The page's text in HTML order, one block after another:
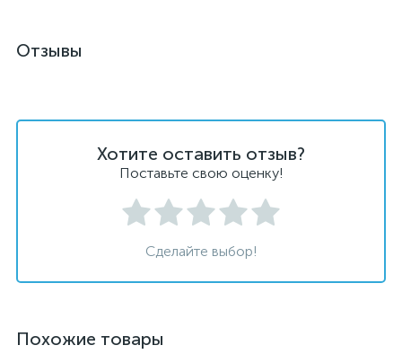
Отзывы
Хотите оставить отзыв?
Поставьте свою оценку!
Сделайте выбор!
Похожие товары